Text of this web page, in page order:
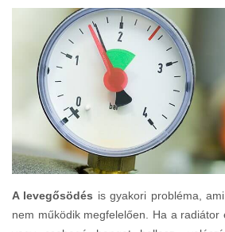
A levegősödés is gyakori probléma,
nem működik megfelelően. Ha a radiátor